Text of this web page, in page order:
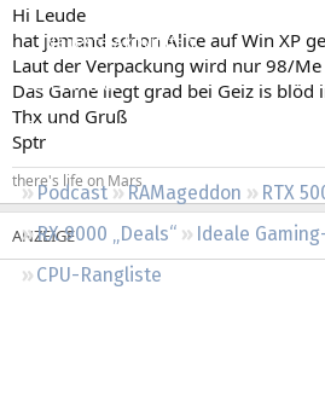
Neueste Aktivitäten
Leserartikel
Regeln
Podcast RAMageddon
RTX
RX 9000 „Deals“
Ideale
CPU-Rangliste
m
Hi Leude
hat jemand schon Alice auf Win XP
Laut der Verpackung wird nur 98/
Das Game liegt grad bei Geiz is blöd
Thx und Gruß
Sptr
there's life on Mars